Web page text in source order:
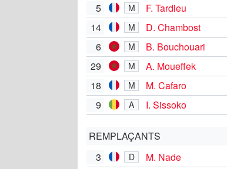
5
M F. Tardieu
14 M D. Chambost
6 M B. Bouchouari
29 M A. Moueffek
18 M M. Cafaro
9 A I. Sissoko
REMPLAÇANTS
3
D M. Nade